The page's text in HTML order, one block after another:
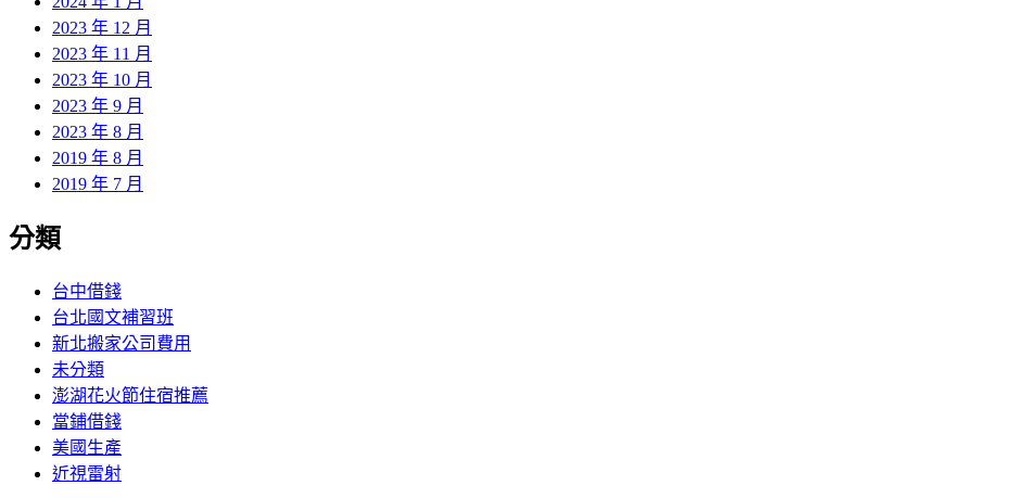
2023 年 12 月
2023 年 11 月
2023 年 10 月
2023 年 9 月
2023 年 8 月
2019 年 8 月
2019 年 7 月
分類
台中借錢
台北國文補習班
新北搬家公司費用
未分類
澎湖花火節住宿推薦
當鋪借錢
美國生產
近視雷射